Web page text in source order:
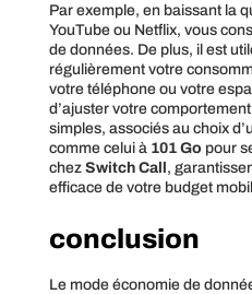
Par exemple, en baissant la
YouTube ou Netflix, vous
de données. De plus, il est
régulièrement votre
votre téléphone ou votre
d’ajuster votre
simples, associés au choix
comme celui à 101 Go pour
chez Switch Call,
efficace de votre budget
conclusion
Le mode économie de